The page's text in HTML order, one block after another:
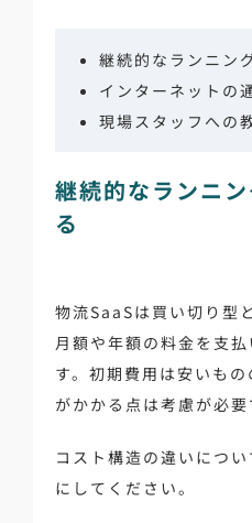
継続的なランニン
インターネットの
現場スタッフへの
継続的なランニ
る
物流SaaSは買い切り型
月額や年額の料金を支
す。初期費用は安いも
がかかる点は考慮が必要
コスト構造の違いにつ
にしてください。